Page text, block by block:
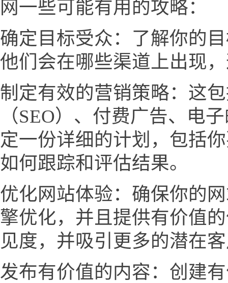
网一些可能有用的攻略：
确定目标受众：了解你的
他们会在哪些渠道上出现
制定有效的营销策略：这
（SEO）、付费广告、电
定一份详细的计划，包括
如何跟踪和评估结果。
优化网站体验：确保你的
擎优化，并且提供有价值
见度，并吸引更多的潜在
发布有价值的内容：创建